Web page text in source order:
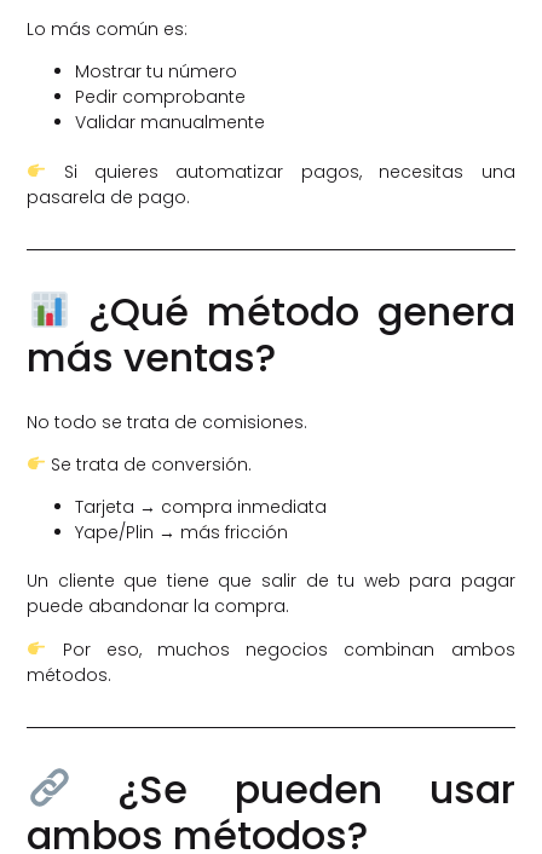
Lo más común es:
Mostrar tu número
Pedir comprobante
Validar manualmente
Si quieres automatizar pagos, necesitas una
pasarela de pago.
¿Qué método genera
más ventas?
No todo se trata de comisiones.
Se trata de conversión.
Tarjeta → compra inmediata
Yape/Plin → más fricción
Un cliente que tiene que salir de tu web para pagar
puede abandonar la compra.
Por eso, muchos negocios combinan ambos
métodos.
¿Se pueden usar
ambos métodos?